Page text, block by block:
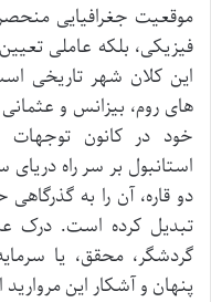
موقعیت جغرافیایی
فیزیکی، بلکه عاملی
این کلان شهر تاریخی
های روم، بیزانس و
خود در کانون توجهات
استانبول بر سر راه دریای
دو قاره، آن را به
تبدیل کرده است. درک
گردشگر، محقق، یا
پنهان و آشکار این